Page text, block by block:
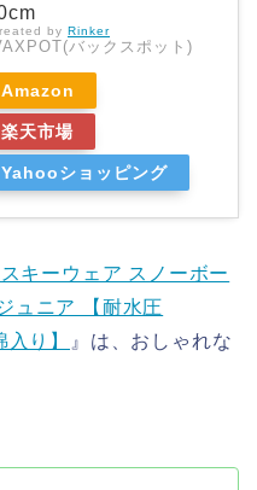
by Rinker
バックスポット)
Amazon
楽天市場
Yahooショッピング
キーウェア スノーボー
ュニア 【耐水圧
り】
』は、おしゃれな